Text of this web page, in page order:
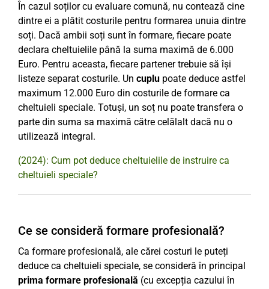
În cazul soților cu evaluare comună, nu contează cine
dintre ei a plătit costurile pentru formarea unuia dintre
soți. Dacă ambii soți sunt în formare, fiecare poate
declara cheltuielile până la suma maximă de 6.000
Euro. Pentru aceasta, fiecare partener trebuie să își
listeze separat costurile. Un cuplu poate deduce astfel
maximum 12.000 Euro din costurile de formare ca
cheltuieli speciale. Totuși, un soț nu poate transfera o
parte din suma sa maximă către celălalt dacă nu o
utilizează integral.
(2024): Cum pot deduce cheltuielile de instruire ca
cheltuieli speciale?
Ce se consideră formare profesională?
Ca formare profesională, ale cărei costuri le puteți
deduce ca cheltuieli speciale, se consideră în principal
prima formare profesională (cu excepția cazului în